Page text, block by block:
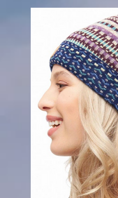
Seife ist extrem
duftend. Wir
Probiert
Zudem ist die
Verpackung sehr